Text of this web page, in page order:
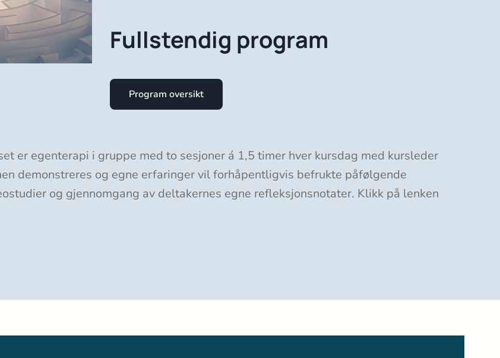
Fullstendig program
Program oversikt
er egenterapi i gruppe med to sesjoner á 1,5 timer hver kursdag med kursleder
demonstreres og egne erfaringer vil forhåpentligvis befrukte påfølgende
og gjennomgang av deltakernes egne refleksjonsnotater. Klikk på lenken